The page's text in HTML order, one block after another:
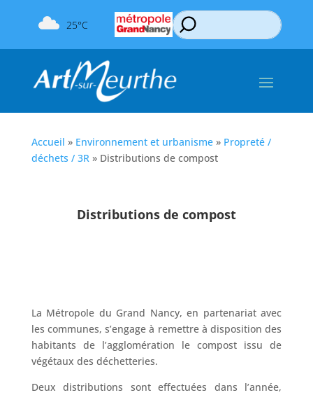
25°C
Accueil » Environnement et urbanisme» Propreté /
déchets / 3R» Distributions de compost
Distributions de compost
La Métropole du Grand Nancy, en partenariat avec
les communes, s’engage à remettre à disposition des
habitants de l’agglomération le compost issu de
végétaux des déchetteries.
Deux distributions sont effectuées dans l’année,